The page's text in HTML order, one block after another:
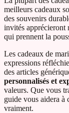
meilleurs cadeaux
des souvenirs
invités apprécieront
qui prennent la
Les cadeaux de
expressions
des articles
personnalisés et
valeurs. Que vous
guide vous aidera à
vraiment.